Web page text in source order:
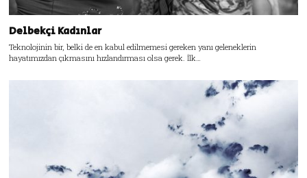
Delbekçi Kadınlar
Teknolojinin bir, belki de en kabul edilmemesi gereken yanı geleneklerin
hayatımızdan çıkmasını hızlandırması olsa gerek. İlk…